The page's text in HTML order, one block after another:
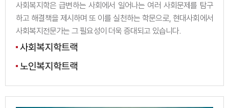
사회복지학은 급변하는 사회에서 일어나는 여러 사회문제를 탐구
하고 해결책을 제시하며 또 이를 실천하는 학문으로, 현대사회에서
사회복지전문가는 그 필요성이 더욱 증대되고 있습니다.
사회복지학트랙
노인복지학트랙